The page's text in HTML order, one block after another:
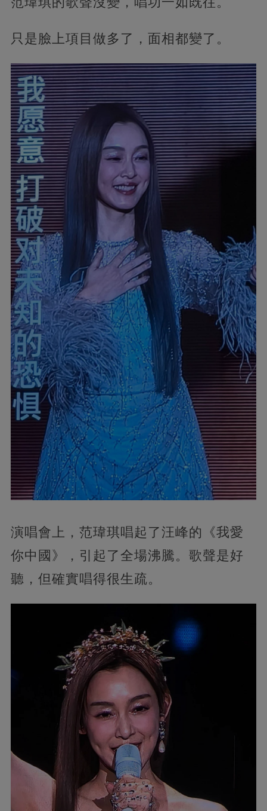
只是臉上項目做多了，面相都變了。
演唱會上，范瑋琪唱起了汪峰的《我愛
你中國》，引起了全場沸騰。歌聲是好
聽，但確實唱得很生疏。